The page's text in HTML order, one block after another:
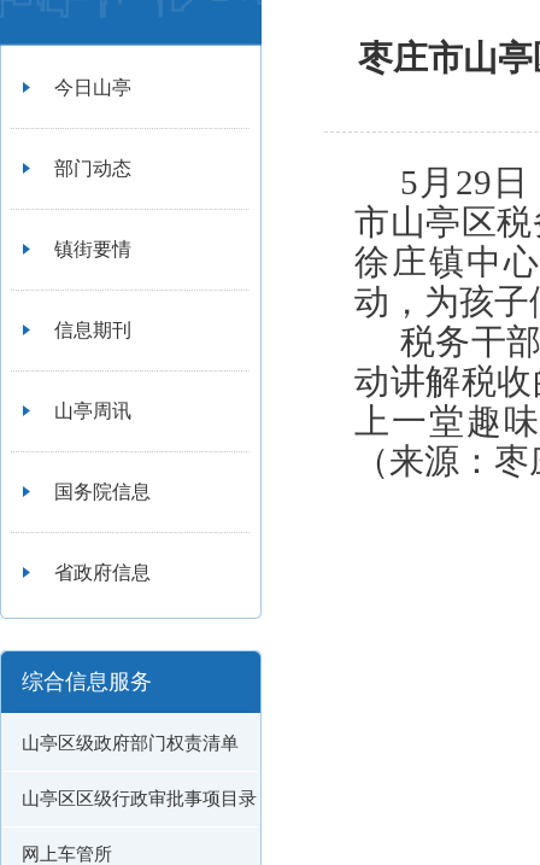
今日山亭
部门动态
镇街要情
信息期刊
山亭周讯
国务院信息
省政府信息
综合信息服务
山亭区级政府部门权责清单
山亭区区级行政审批事项目录
网上车管所
枣庄市山
5月29
市山亭区
徐庄镇中
动，为孩
税务干
动讲解税
上一堂趣
（来源：